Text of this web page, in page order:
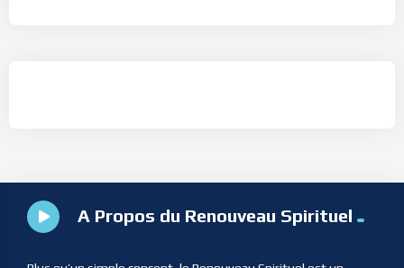
A Propos du Renouveau Spirituel